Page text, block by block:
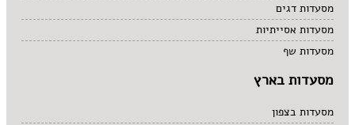
מסעדות דגים
מסעדות אסייתיות
מסעדות שף
מסעדות בארץ
מסעדות בצפון